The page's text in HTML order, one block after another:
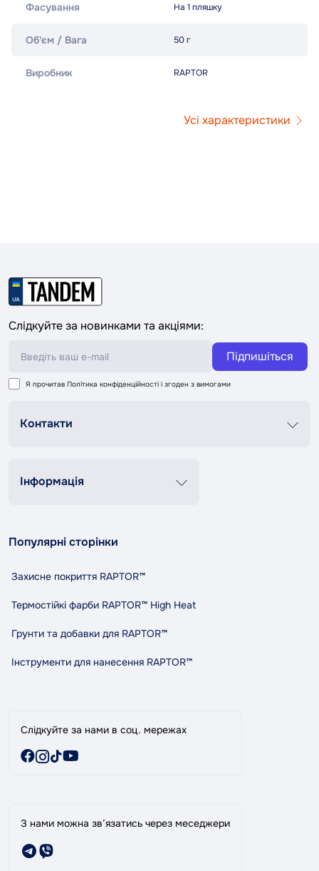
Фасування На 1 пляшку
Об'єм / Вага 50 г
Виробник RAPTOR
Усі характеристики
Слідкуйте за новинками та акціями:
Підпишіться
Я прочитав Політика конфіденційності і згоден з вимогами
Контакти
Сб-Нд 9:00-18:00
contact@tandemshop.ua
Інформація
Доставка та оплата
Політика конфіденційності
Правила та умови користування
Індикативний розхід RAPTOR
Виробники
Популярні сторінки
Захисне покриття RAPTOR™
Термостійкі фарби RAPTOR™ High Heat
Грунти та добавки для RAPTOR™
Інструменти для нанесення RAPTOR™
Слідкуйте за нами в соц. мережах
З нами можна зв’язатись через меседжери